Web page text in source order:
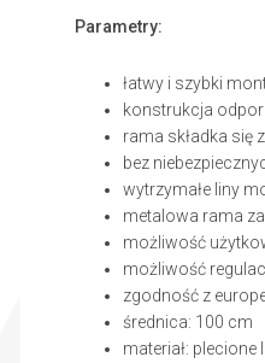
Parametry:
łatwy i szybki
konstrukcja
rama składka się
bez
wytrzymałe liny
metalowa rama
możliwość
możliwość
zgodność z
średnica: 100 cm
materiał: plecione